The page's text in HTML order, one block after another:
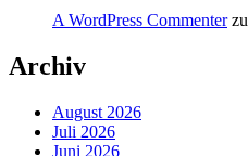
A WordPress Commenterzu
Archiv
August 2026
Juli 2026
Juni 2026